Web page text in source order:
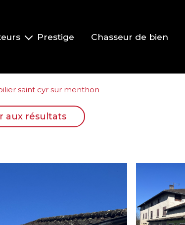
et le Clusinois
Prestige Chasseur de bien
saint cyr sur menthon
aux résultats